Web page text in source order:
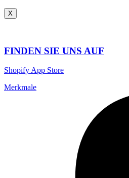
X
FINDEN SIE UNS AUF
Shopify App Store
Merkmale